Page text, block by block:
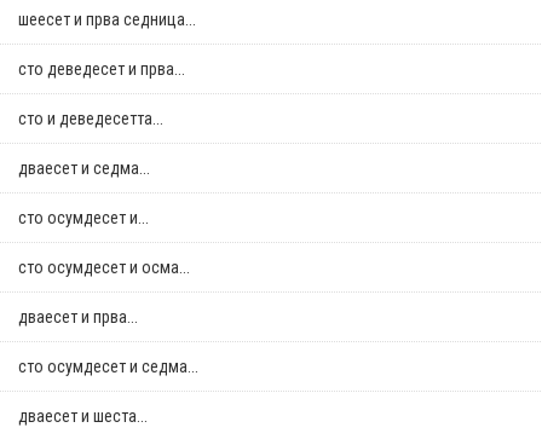
шеесет и прва седница...
сто деведесет и прва...
сто и деведесетта...
дваесет и седма...
сто осумдесет и...
сто осумдесет и осма...
дваесет и прва...
сто осумдесет и седма...
дваесет и шеста...